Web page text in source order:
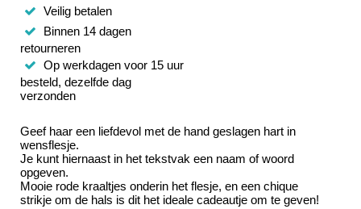
Veilig betalen
Binnen 14 dagen
retourneren
Op werkdagen voor 15 uur
besteld, dezelfde dag
verzonden
Geef haar een liefdevol met de hand geslagen hart in
wensflesje.
Je kunt hiernaast in het tekstvak een naam of woord
opgeven.
Mooie rode kraaltjes onderin het flesje, en een chique
strikje om de hals is dit het ideale cadeautje om te geven!